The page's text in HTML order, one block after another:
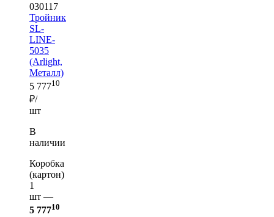
030117
Тройник
SL-
LINE-
5035
(Arlight,
Металл)
5 77710
₽/
шт
В
наличии
Коробка
(картон)
1
шт —
5 77710